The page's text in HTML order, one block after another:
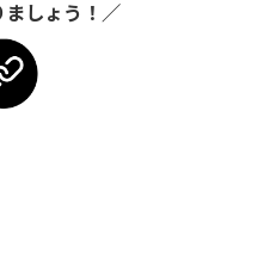
しょう！／